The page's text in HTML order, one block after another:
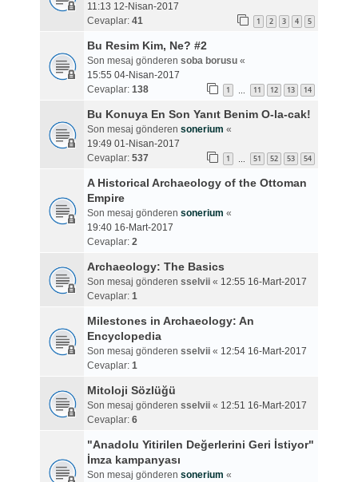
11:13 12-Nisan-2017
Cevaplar: 41 1 2 3 4 5
Bu Resim Kim, Ne? #2
Son mesaj gönderen soba borusu«
15:55 04-Nisan-2017
Cevaplar: 138 1 … 11 12 13 14
Bu Konuya En Son Yanıt Benim O-la-cak!
Son mesaj gönderen sonerium «
19:49 01-Nisan-2017
Cevaplar: 537 1 … 51 52 53 54
A Historical Archaeology of the Ottoman
Empire
Son mesaj gönderen sonerium «
19:40 16-Mart-2017
Cevaplar: 2
Archaeology: The Basics
Son mesaj gönderen sselvii« 12:55 16-Mart-2017
Cevaplar: 1
Milestones in Archaeology: An
Encyclopedia
Son mesaj gönderen sselvii« 12:54 16-Mart-2017
Cevaplar: 1
Mitoloji Sözlüğü
Son mesaj gönderen sselvii« 12:51 16-Mart-2017
Cevaplar: 6
"Anadolu Yitirilen Değerlerini Geri İstiyor"
İmza kampanyası
Son mesaj gönderen sonerium «